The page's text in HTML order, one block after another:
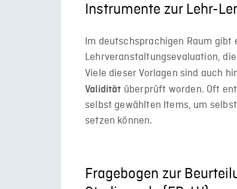
Instrumente zur Lehr-
Im deutschsprachigen Raum gibt
Lehrveranstaltungsevaluation,
Viele dieser Vorlagen sind auch
Validität überprüft worden. Oft
selbst gewählten Items, um
setzen können.
Fragebogen zur